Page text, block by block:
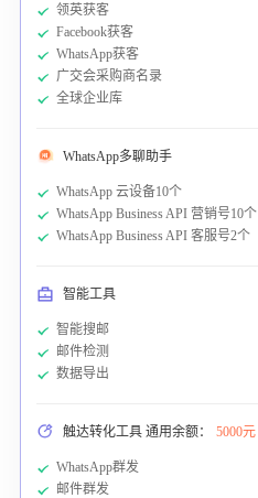
领英获客
Facebook获客
WhatsApp获客
广交会采购商名录
全球企业库
WhatsApp多聊助手
WhatsApp 云设备10个
WhatsApp Business API 营销号10个
WhatsApp Business API 客服号2个
智能工具
智能搜邮
邮件检测
数据导出
触达转化工具 通用余额： 5000元
WhatsApp群发
邮件群发